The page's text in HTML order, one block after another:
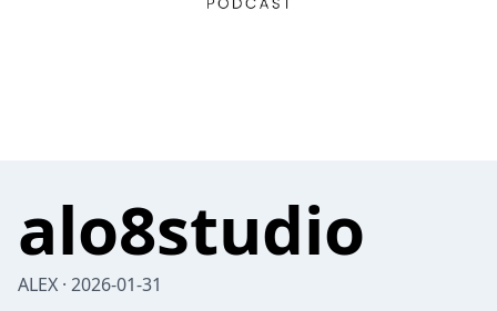
alo8studio
ALEX · 2026-01-31